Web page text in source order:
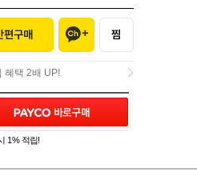
혜택 2배 UP!
혜택 2배 UP!
1% 적립!